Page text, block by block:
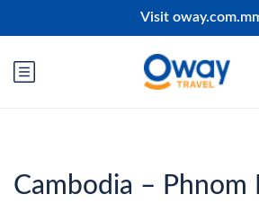
Visit
Cambodia – Phnom